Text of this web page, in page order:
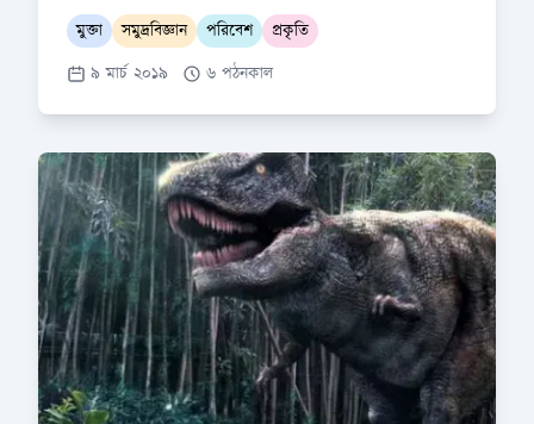
মুক্তা সমুদ্রবিজ্ঞান পরিবেশ
প্রকৃতি
৯ মার্চ ২০১৯
৬ পঠনকাল